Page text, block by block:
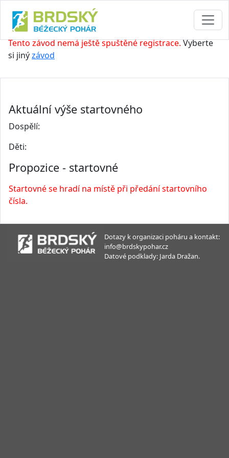
Tento závod nemá ještě spuštěné registrace.Vyberte
si jinýzávod
Aktuální výše startovného
Dospělí:
Děti:
Propozice - startovné
Startovné se hradí na místě při předání startovního
čísla.
Dotazy k organizaci poháru a kontakt:
info@brdskypohar.cz
Datové podklady: Jarda Dražan.